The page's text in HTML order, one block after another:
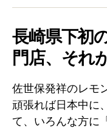
長崎県下初
門店、それ
佐世保発祥のレモ
頑張れば日本中に
て、いろんな方に